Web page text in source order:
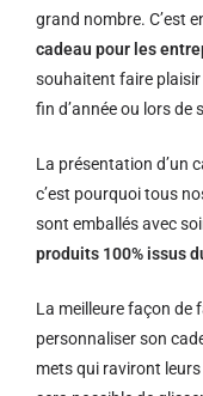
grand nombre. C’est
cadeau pour les
souhaitent faire
fin d’année ou lors de
La présentation d’un
c’est pourquoi tous
sont emballés avec
produits 100% issus
La meilleure façon de
personnaliser son
mets qui raviront